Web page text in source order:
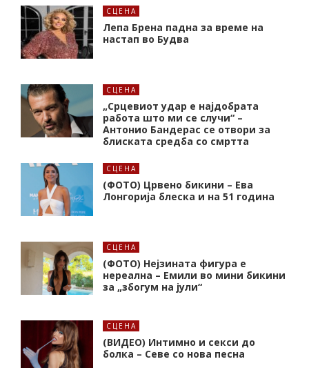
СЦЕНА
Лепа Брена падна за време на
настап во Будва
СЦЕНА
„Срцевиот удар е најдобрата
работа што ми се случи“ –
Антонио Бандерас се отвори за
блиската средба со смртта
СЦЕНА
(ФОТО) Црвено бикини – Ева
Лонгорија блеска и на 51 година
СЦЕНА
(ФОТО) Нејзината фигура е
нереална – Емили во мини бикини
за „збогум на јули“
СЦЕНА
(ВИДЕО) Интимно и секси до
болка – Севе со нова песна